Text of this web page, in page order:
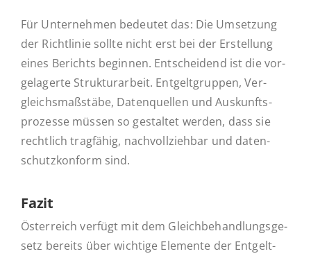
Für Un­ter­neh­men be­deu­tet das: Die Um­set­zung
der Richt­li­nie sollte nicht erst bei der Er­stel­lung
eines Be­richts be­gin­nen. Ent­schei­dend ist die vor­
ge­la­ger­te Struk­tur­ar­beit. Ent­gelt­grup­pen, Ver­
gleichs­maß­stä­be, Da­ten­quel­len und Aus­kunfts­
pro­zes­se müssen so ge­stal­tet werden, dass sie
recht­lich trag­fä­hig, nach­voll­zieh­bar und da­ten­
schutz­kon­form sind.
Fazit
Ös­ter­reich verfügt mit dem Gleich­be­hand­lungs­ge­
setz bereits über wich­ti­ge Ele­men­te der Ent­gelt­